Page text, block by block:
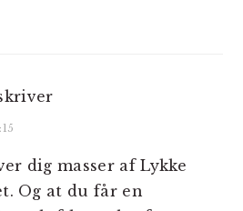
dig masser af Lykke
Og at du får en